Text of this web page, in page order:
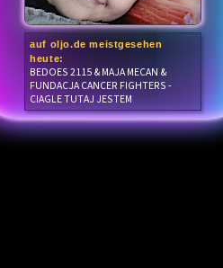
auf oljo.de meistgesehen
heute:
BEDOES 2115 & MAJA MECAN &
FUNDACJA CANCER FIGHTERS -
CIAGLE TUTAJ JESTEM